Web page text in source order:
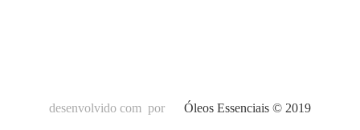
desenvolvido com por Óleos Essenciais © 2019